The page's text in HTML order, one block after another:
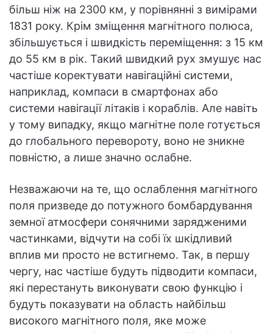
більш ніж на 2300 км, у порівнянні з вимірами
1831 року. Крім зміщення магнітного полюса,
збільшується і швидкість переміщення: з 15 км
до 55 км в рік. Такий швидкий рух змушує нас
частіше коректувати навігаційні системи,
наприклад, компаси в смартфонах або
системи навігації літаків і кораблів. Але навіть
у тому випадку, якщо магнітне поле готується
до глобального перевороту, воно не зникне
повністю, а лише значно ослабне.
Незважаючи на те, що ослаблення магнітного
поля призведе до потужного бомбардування
земної атмосфери сонячними зарядженими
частинками, відчути на собі їх шкідливий
вплив ми просто не встигнемо. Так, в першу
чергу, нас частіше будуть підводити компаси,
які перестануть виконувати свою функцію і
будуть показувати на область найбільш
високого магнітного поля, яке може